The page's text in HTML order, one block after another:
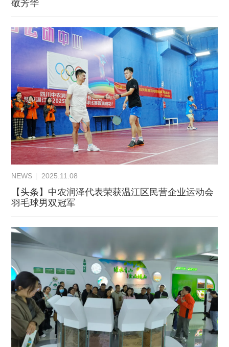
敬芳华
NEWS 2025.11.08
【头条】中农润泽代表荣获温江区民营企业运动会
羽毛球男双冠军